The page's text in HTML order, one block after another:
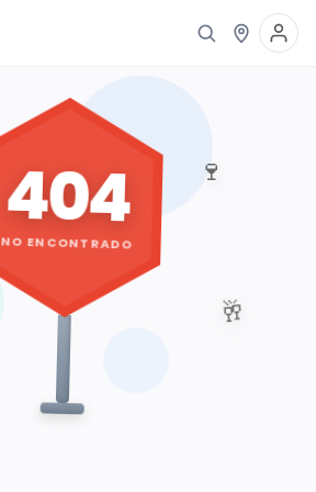
🍷
🥂
404
NO ENCONTRADO